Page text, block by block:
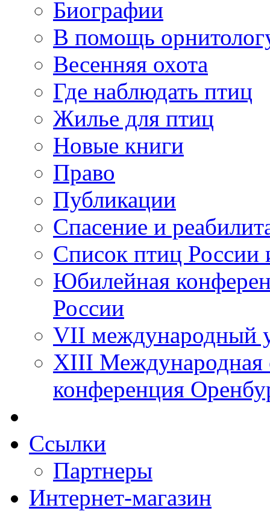
Биографии
В помощь
Весенняя охота
Где наблюдать птиц
Жилье для птиц
Новые книги
Право
Публикации
Спасение и
Список птиц России
Юбилейная
России
VII международный
XIII Международная
конференция
Ссылки
Партнеры
Интернет-магазин